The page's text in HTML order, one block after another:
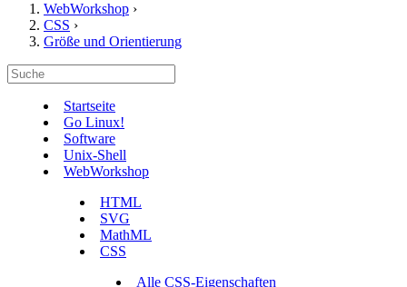
WebWorkshop ›
CSS ›
Größe und Orientierung
Startseite
Go Linux!
Software
Unix-Shell
WebWorkshop
HTML
SVG
MathML
CSS
Alle CSS-Eigenschaften